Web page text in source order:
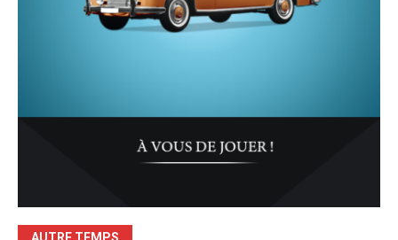
AUTRE TEMPS